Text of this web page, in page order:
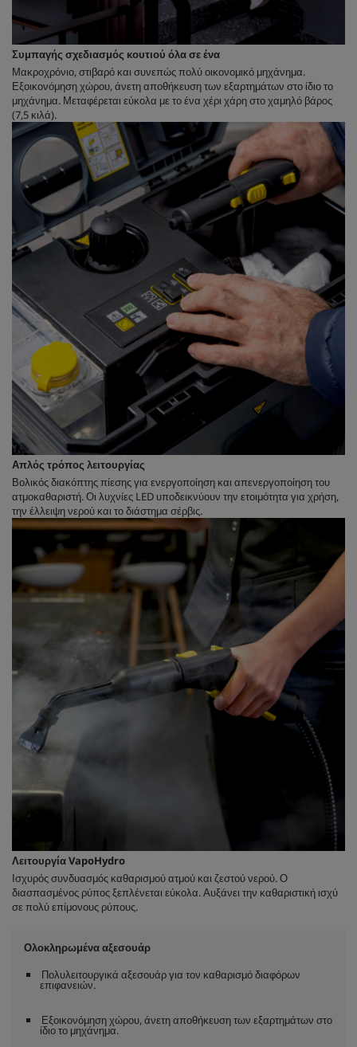
Συμπαγής σχεδιασμός κουτιού όλα σε ένα
Μακροχρόνιο, στιβαρό και συνεπώς πολύ οικονομικό μηχάνημα.
Εξοικονόμηση χώρου, άνετη αποθήκευση των εξαρτημάτων στο ίδιο το
μηχάνημα. Μεταφέρεται εύκολα με το ένα χέρι χάρη στο χαμηλό βάρος
(7,5 κιλά).
Απλός τρόπος λειτουργίας
Βολικός διακόπτης πίεσης για ενεργοποίηση και απενεργοποίηση του
ατμοκαθαριστή. Οι λυχνίες LED υποδεικνύουν την ετοιμότητα για χρήση,
την έλλειψη νερού και το διάστημα σέρβις.
ΛειτουργίαVapoHydro
Ισχυρός συνδυασμός καθαρισμού ατμού και ζεστού νερού. Ο
διασπασμένος ρύπος ξεπλένεται εύκολα. Αυξάνει την καθαριστική ισχύ
σε πολύ επίμονους ρύπους.
Ολοκληρωμένα αξεσουάρ
Πολυλειτουργικά αξεσουάρ για τον καθαρισμό διαφόρων
επιφανειών.
Εξοικονόμηση χώρου, άνετη αποθήκευση των εξαρτημάτων στο
ίδιο το μηχάνημα.